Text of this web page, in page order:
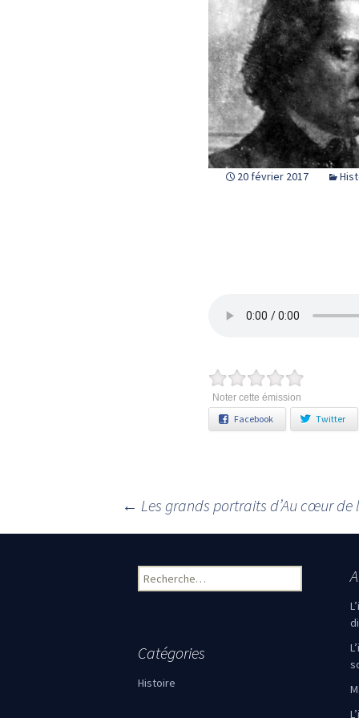
20 février 2017
Noter cette émission
Facebook Twitter
Navigation des articles
← Les grands portraits d’Au cœur de
Rechercher :
Catégories
Histoire